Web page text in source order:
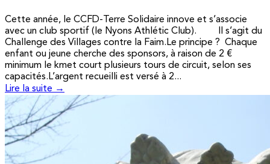
Cette année, le CCFD-Terre Solidaire innove et s’associe
avec un club sportif (le Nyons Athlétic Club). Il s’agit du
Challenge des Villages contre la Faim.Le principe ? Chaque
enfant ou jeune cherche des sponsors, à raison de 2 €
minimum le kmet court plusieurs tours de circuit, selon ses
capacités.L’argent recueilli est versé à 2...
Lire la suite →